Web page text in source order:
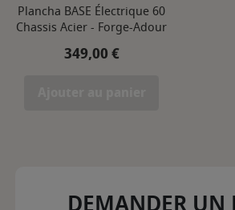
Plancha BASE Électrique 60
Chassis Acier - Forge-Adour
Prix
349,00 €